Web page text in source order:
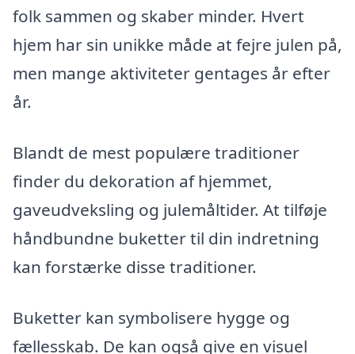
folk sammen og skaber minder. Hvert
hjem har sin unikke måde at fejre julen på,
men mange aktiviteter gentages år efter
år.
Blandt de mest populære traditioner
finder du dekoration af hjemmet,
gaveudveksling og julemåltider. At tilføje
håndbundne buketter til din indretning
kan forstærke disse traditioner.
Buketter kan symbolisere hygge og
fællesskab. De kan også give en visuel